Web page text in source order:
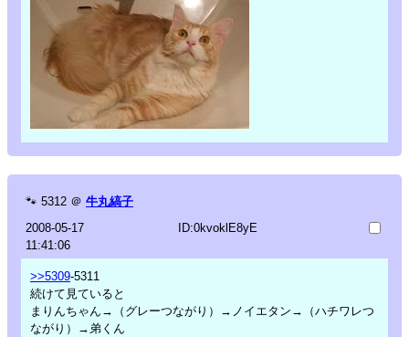
🐾 5312 ＠ 牛丸縞子
2008-05-17
11:41:06
ID:0kvoklE8yE
>>5309-5311
続けて見ていると
まりんちゃん→（グレーつながり）→ノイエタン→（ハチワレつ
ながり）→弟くん